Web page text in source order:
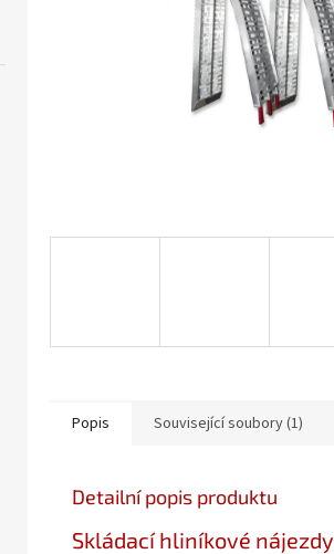
Popis Související soubory (1)
Detailní popis produktu
Skládací hliníkové nájezdy